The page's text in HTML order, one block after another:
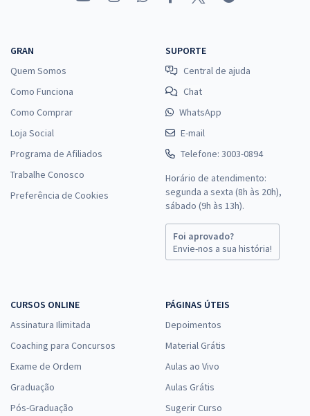
GRAN
Quem Somos
Como Funciona
Como Comprar
Loja Social
Programa de Afiliados
Trabalhe Conosco
Preferência de Cookies
SUPORTE
Central de ajuda
Chat
WhatsApp
E-mail
Telefone: 3003-0894
Horário de atendimento:
segunda a sexta (8h às 20h),
sábado (9h às 13h).
Foi aprovado?
Envie-nos a sua história!
CURSOS ONLINE
Assinatura Ilimitada
Coaching para Concursos
Exame de Ordem
Graduação
Pós-Graduação
PÁGINAS ÚTEIS
Depoimentos
Material Grátis
Aulas ao Vivo
Aulas Grátis
Sugerir Curso